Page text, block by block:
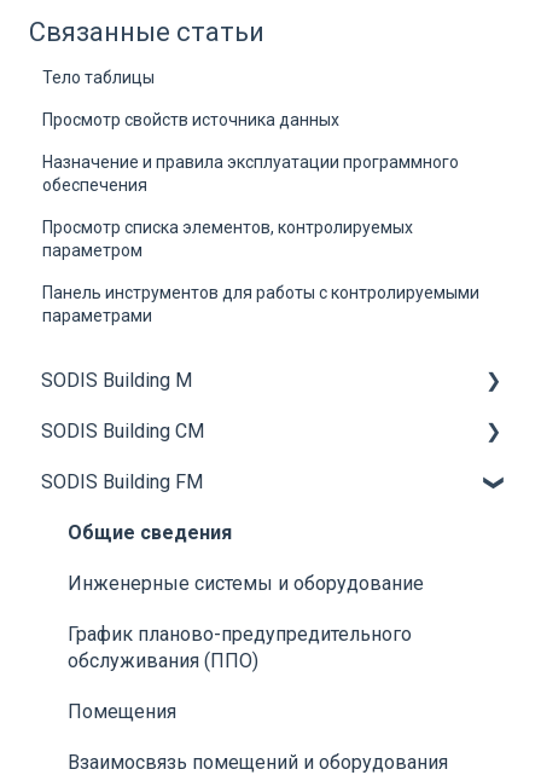
Связанные статьи
Тело таблицы
Просмотр свойств источника данных
Назначение и правила эксплуатации программного
обеспечения
Просмотр списка элементов, контролируемых
параметром
Панель инструментов для работы с контролируемыми
параметрами
SODIS Building M
Общие сведения
Установка и запуск АРМ Диспетчера
Общее описание пользовательского
Источники данных
Контролируемые параметры
Поиск
SODIS Building CM
Общие сведения
Работа с технической документацией
Управление строительством
Материально-техническое обеспечение
SODIS Building FM
Общие сведения
Инженерные системы и оборудование
График планово-предупредительного
обслуживания (ППО)
Помещения
Взаимосвязь помещений и оборудования